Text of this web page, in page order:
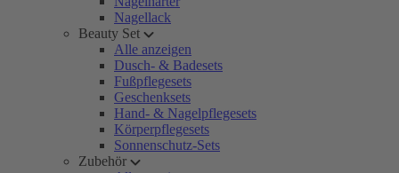
Nagellack
Beauty Set
Alle anzeigen
Dusch- & Badesets
Fußpflegesets
Geschenksets
Hand- & Nagelpflegesets
Körperpflegesets
Sonnenschutz-Sets
Zubehör